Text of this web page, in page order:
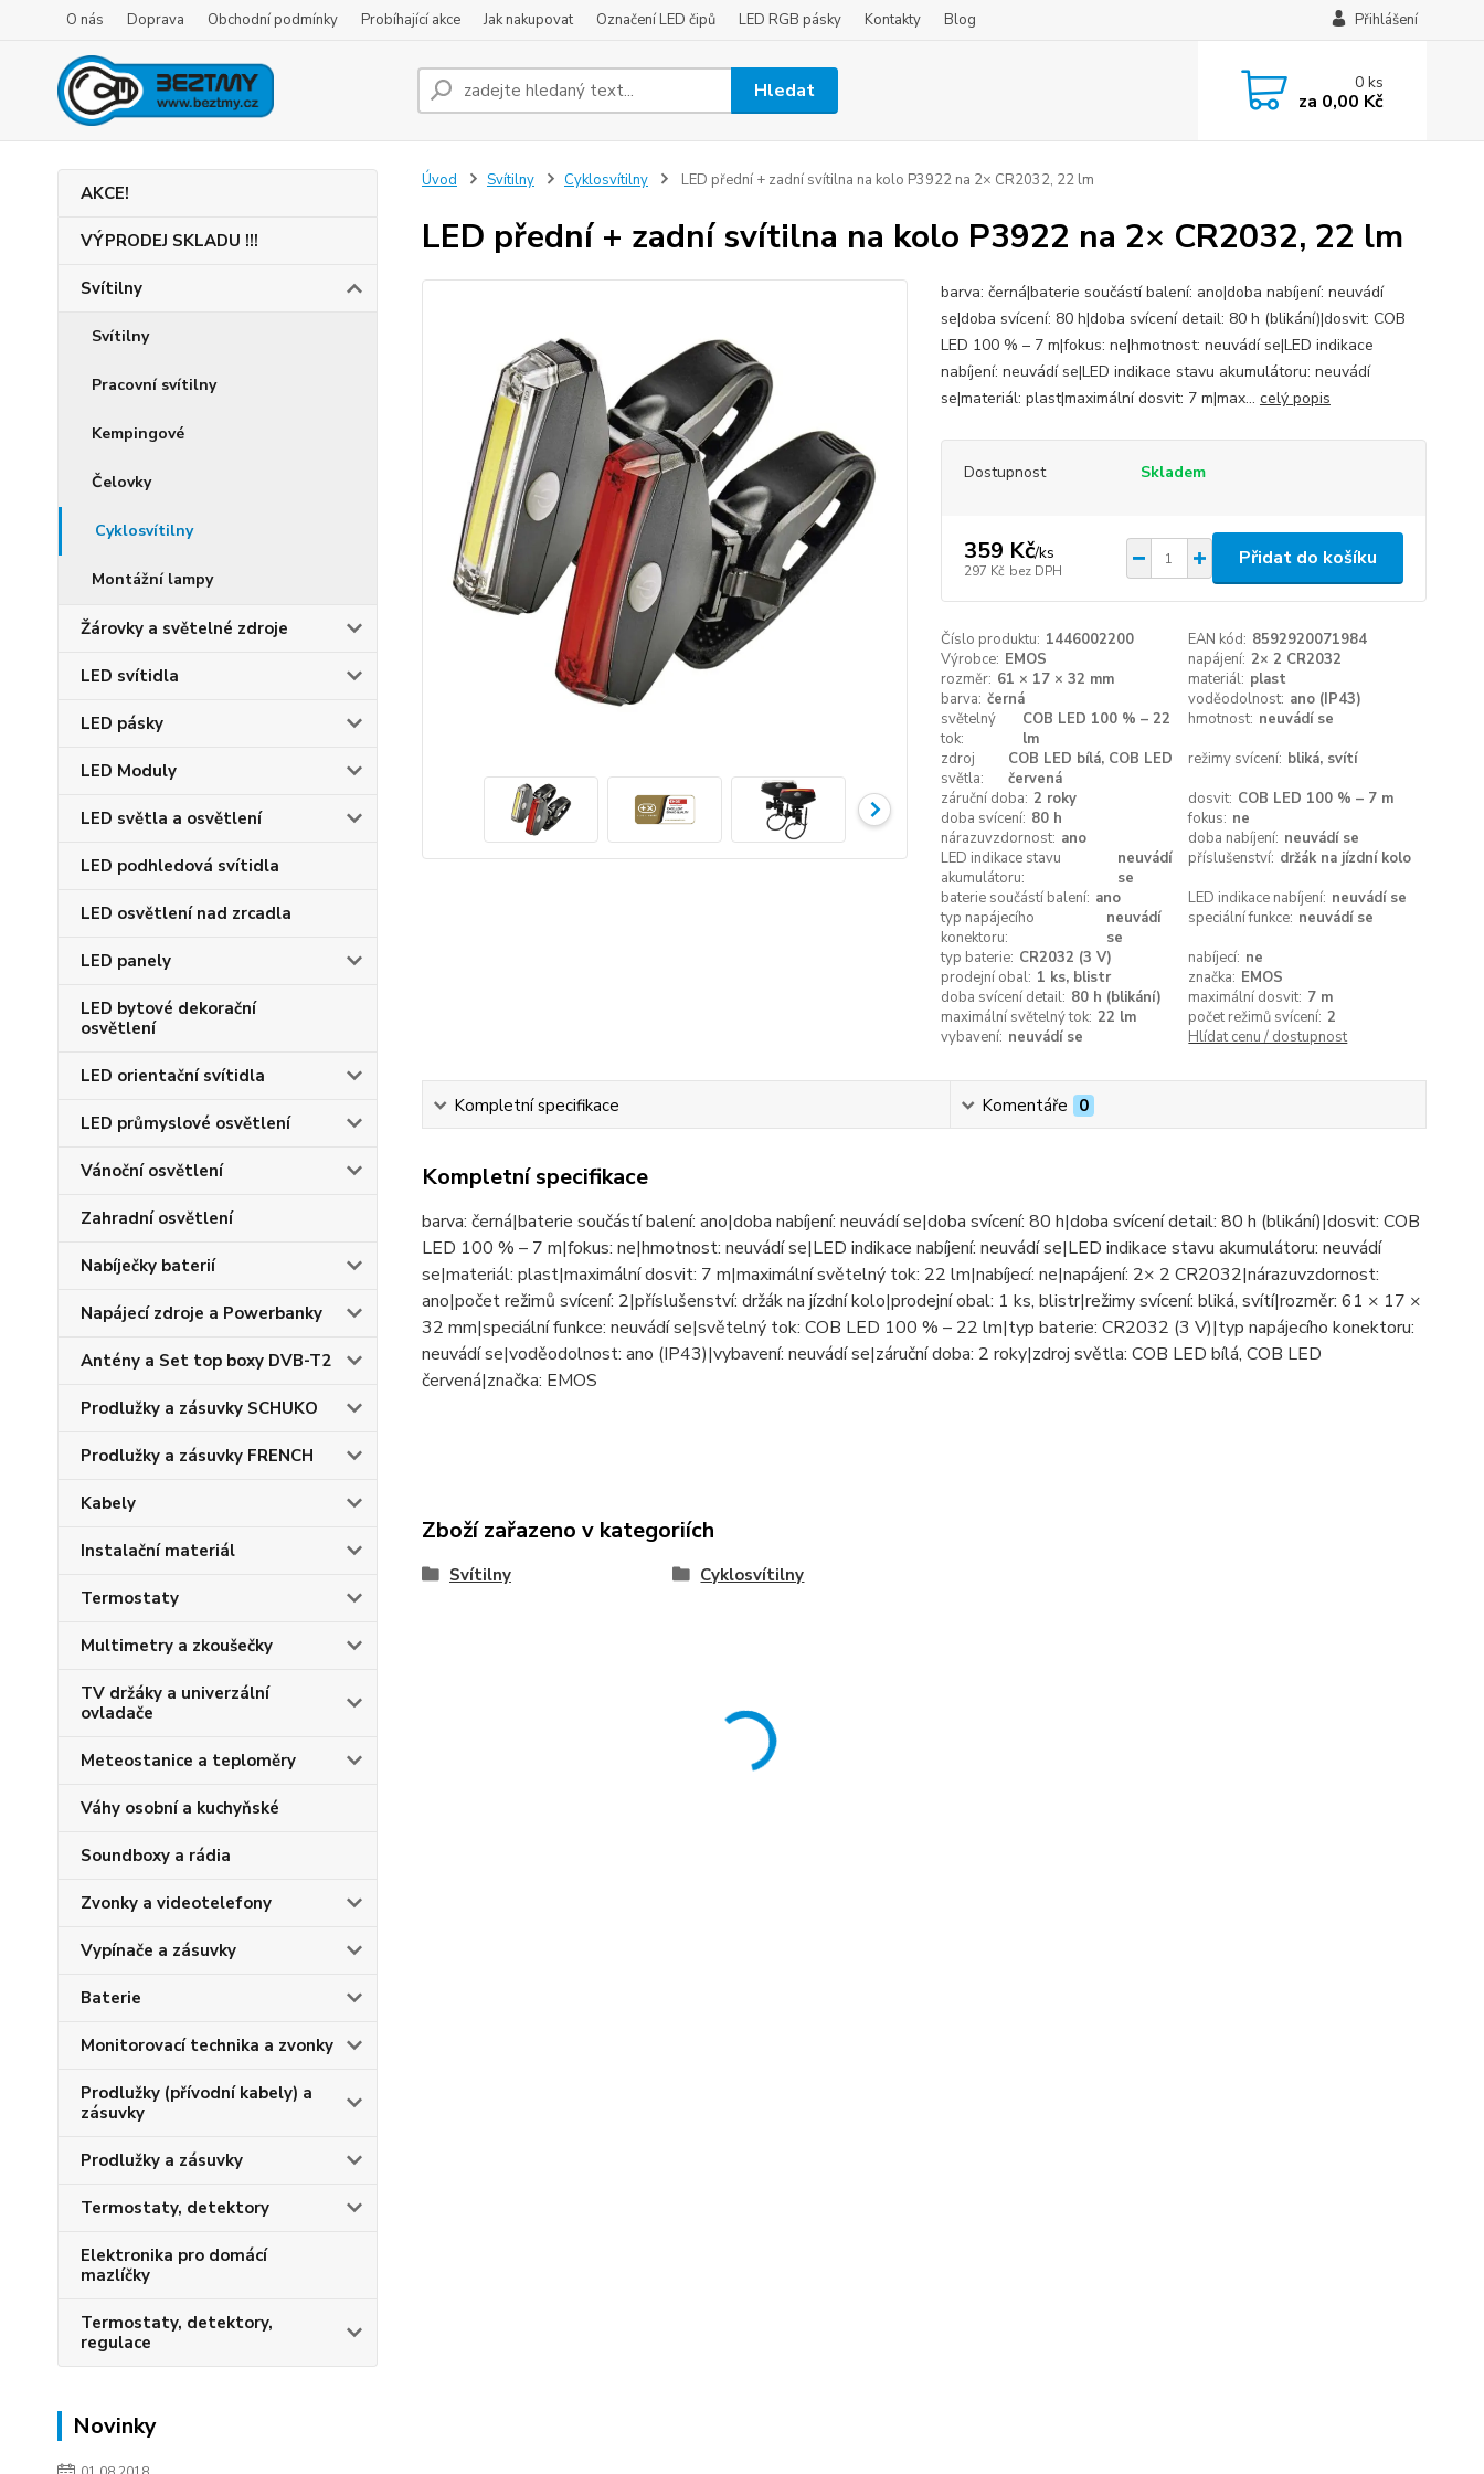
O nás Doprava Obchodní podmínky Probíhající akce Jak nakupovat Označení LED čipů LED RGB pásky Kontakty Blog Přihlášení
Hledat 0ks
za 0,00 Kč
AKCE!
VÝPRODEJ SKLADU !!!
Svítilny
Svítilny
Pracovní svítilny
Kempingové
Čelovky
Cyklosvítilny
Montážní lampy
Žárovky a světelné zdroje
LED svítidla
LED pásky
LED Moduly
LED světla a osvětlení
LED podhledová svítidla
LED osvětlení nad zrcadla
LED panely
LED bytové dekorační
osvětlení
LED orientační svítidla
LED průmyslové osvětlení
Vánoční osvětlení
Zahradní osvětlení
Nabíječky baterií
Napájecí zdroje a Powerbanky
Antény a Set top boxy DVB-T2
Prodlužky a zásuvky SCHUKO
Prodlužky a zásuvky FRENCH
Kabely
Instalační materiál
Termostaty
Multimetry a zkoušečky
TV držáky a univerzální
ovladače
Meteostanice a teploměry
Váhy osobní a kuchyňské
Soundboxy a rádia
Zvonky a videotelefony
Vypínače a zásuvky
Baterie
Monitorovací technika a zvonky
Prodlužky (přívodní kabely) a
zásuvky
Prodlužky a zásuvky
Termostaty, detektory
Elektronika pro domácí
mazlíčky
Termostaty, detektory,
regulace
Novinky
Úvod Svítilny Cyklosvítilny LED přední + zadní svítilna na kolo P3922 na 2× CR2032, 22 lm
LED přední + zadní svítilna na kolo P3922 na 2× CR2032, 22 lm
barva: černá|baterie součástí balení: ano|doba nabíjení: neuvádí
se|doba svícení: 80 h|doba svícení detail: 80 h (blikání)|dosvit: COB
LED 100 % – 7 m|fokus: ne|hmotnost: neuvádí se|LED indikace
nabíjení: neuvádí se|LED indikace stavu akumulátoru: neuvádí
se|materiál: plast|maximální dosvit: 7 m|max... celý popis
Dostupnost Skladem
359 Kč/ks
297 Kč bez DPH
Přidat do košíku
Číslo produktu: 1446002200 EAN kód: 8592920071984
Výrobce: EMOS napájení: 2× 2 CR2032
rozměr: 61 × 17 × 32 mm materiál: plast
barva: černá voděodolnost: ano (IP43)
světelný
tok:
COB LED 100 % – 22
lm
hmotnost: neuvádí se
zdroj
světla:
COB LED bílá, COB LED
červená
režimy svícení: bliká, svítí
záruční doba: 2 roky dosvit: COB LED 100 % – 7 m
doba svícení: 80 h fokus: ne
nárazuvzdornost: ano doba nabíjení: neuvádí se
LED indikace stavu
akumulátoru:
neuvádí
se
příslušenství: držák na jízdní kolo
baterie součástí balení: ano LED indikace nabíjení: neuvádí se
typ napájecího
konektoru:
neuvádí
se
speciální funkce: neuvádí se
typ baterie: CR2032 (3 V) nabíjecí: ne
prodejní obal: 1 ks, blistr značka: EMOS
doba svícení detail: 80 h (blikání) maximální dosvit: 7 m
maximální světelný tok: 22 lm počet režimů svícení: 2
vybavení: neuvádí se Hlídat cenu / dostupnost
Kompletní specifikace Komentáře 0
Kompletní specifikace
barva: černá|baterie součástí balení: ano|doba nabíjení: neuvádí se|doba svícení: 80 h|doba svícení detail: 80 h (blikání)|dosvit: COB
LED 100 % – 7 m|fokus: ne|hmotnost: neuvádí se|LED indikace nabíjení: neuvádí se|LED indikace stavu akumulátoru: neuvádí
se|materiál: plast|maximální dosvit: 7 m|maximální světelný tok: 22 lm|nabíjecí: ne|napájení: 2× 2 CR2032|nárazuvzdornost:
ano|počet režimů svícení: 2|příslušenství: držák na jízdní kolo|prodejní obal: 1 ks, blistr|režimy svícení: bliká, svítí|rozměr: 61 × 17 ×
32 mm|speciální funkce: neuvádí se|světelný tok: COB LED 100 % – 22 lm|typ baterie: CR2032 (3 V)|typ napájecího konektoru:
neuvádí se|voděodolnost: ano (IP43)|vybavení: neuvádí se|záruční doba: 2 roky|zdroj světla: COB LED bílá, COB LED
červená|značka: EMOS
Zboží zařazeno v kategoriích
Svítilny Cyklosvítilny